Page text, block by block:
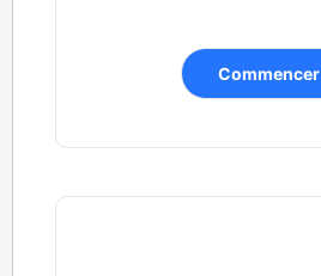
Commencer